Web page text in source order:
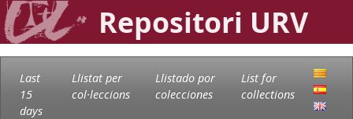
Repositori URV
Last
15
days
Llistat per
col·leccions
Llistado por
colecciones
List for
collections